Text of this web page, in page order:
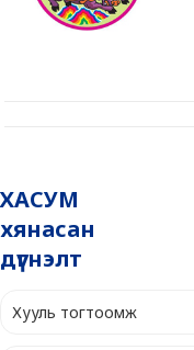
ХАСУМ
хянасан
дүгнэлт
Хууль тогтоомж